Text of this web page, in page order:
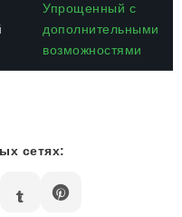
Упрощенный с
дополнительными
возможностями
сетях: